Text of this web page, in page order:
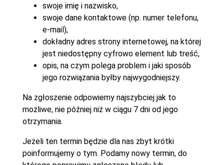
swoje imię i nazwisko,
swoje dane kontaktowe (np. numer telefonu,
e-mail),
dokładny adres strony internetowej, na której
jest niedostępny cyfrowo element lub treść,
opis, na czym polega problem i jaki sposób
jego rozwiązania byłby najwygodniejszy.
Na zgłoszenie odpowiemy najszybciej jak to
możliwe, nie później niż w ciągu 7 dni od jego
otrzymania.
Jeżeli ten termin będzie dla nas zbyt krótki
poinformujemy o tym. Podamy nowy termin, do